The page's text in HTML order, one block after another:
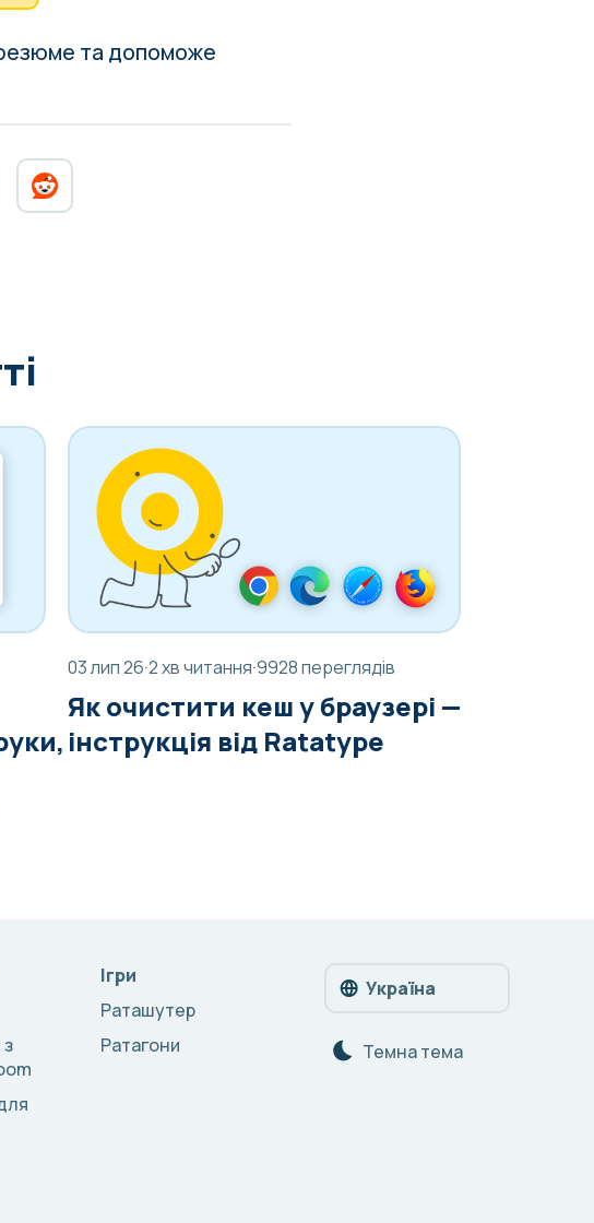
та допоможе
03 лип 26·2 хв читання·9928 переглядів
Як очистити кеш у браузері —
інструкція від Ratatype
Ігри
Раташутер
Ратагони
Україна
Темна тема